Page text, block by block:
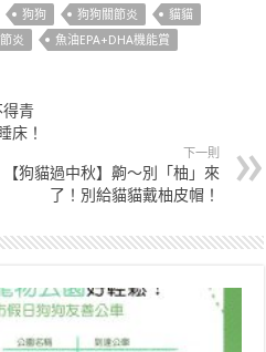
狗狗 狗狗關節炎
貓貓
炎 魚油EPA+DHA機能賞
得青
床！
下一則
【狗貓過中秋】齁～別「柚」來
了！別給貓貓戴柚皮帽！